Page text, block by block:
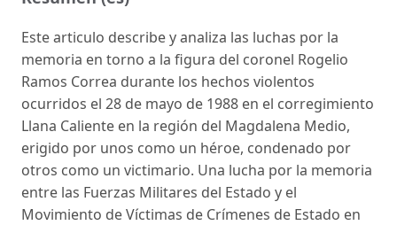
Este articulo describe y analiza las luchas por la
memoria en torno a la figura del coronel Rogelio
Ramos Correa durante los hechos violentos
ocurridos el 28 de mayo de 1988 en el corregimiento
Llana Caliente en la región del Magdalena Medio,
erigido por unos como un héroe, condenado por
otros como un victimario. Una lucha por la memoria
entre las Fuerzas Militares del Estado y el
Movimiento de Víctimas de Crímenes de Estado en